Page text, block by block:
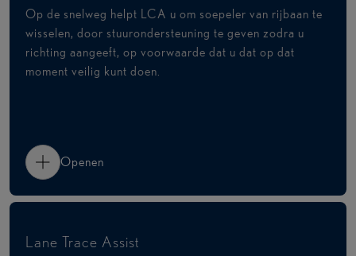
Op de snelweg helpt LCA u om soepeler van rijbaan te
wisselen, door stuurondersteuning te geven zodra u
richting aangeeft, op voorwaarde dat u dat op dat
moment veilig kunt doen.
Openen
Lane Trace Assist